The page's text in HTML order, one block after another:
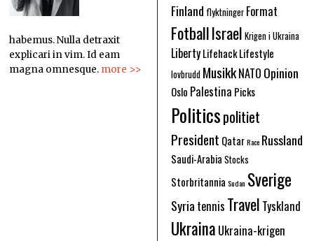
habemus. Nulla detraxit
explicari in vim. Id eam
magna omnesque. more >>
Finland flyktninger Format
FotballIsrael Krigen i Ukraina
LibertyLifehackLifestyle
lovbrudd MusikkNATO Opinion
Oslo Palestina Picks
Politicspolitiet
President QatarRace Russland
Saudi-Arabia Stocks
Storbritannia Sudan Sverige
Syria tennis Travel Tyskland
Ukraina Ukraina-krigen